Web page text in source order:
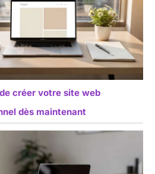
créer votre site web
dès maintenant